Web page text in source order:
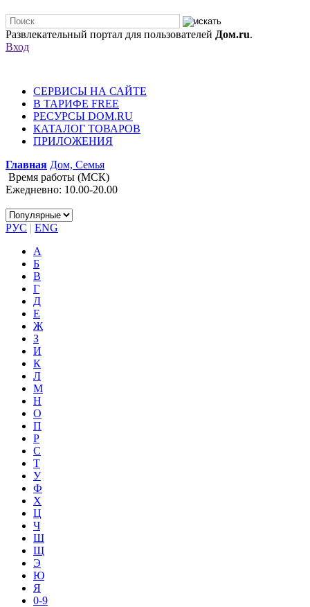
Развлекательный портал для пользователей Дом.ru.
Вход
СЕРВИСЫ НА САЙТЕ
В ТАРИФЕ FREE
РЕСУРСЫ DOM.RU
КАТАЛОГ ТОВАРОВ
ПРИЛОЖЕНИЯ
Главная Дом, Семья
Время работы (МСК)
Ежедневно: 10.00-20.00
РУС | ENG
А
Б
В
Г
Д
Е
Ж
З
И
К
Л
М
Н
О
П
Р
С
Т
У
Ф
Х
Ц
Ч
Ш
Щ
Э
Ю
Я
0-9